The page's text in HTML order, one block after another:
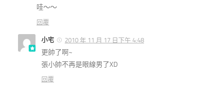
哇～～
回覆
小宅 2010 年 11 月 17 日下午 4:48
更帥了啊~
張小帥不再是眼線男了XD
回覆